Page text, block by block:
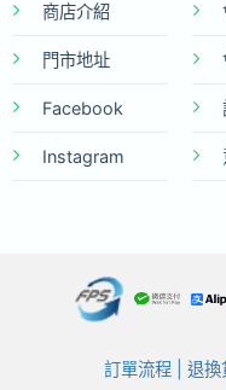
商店介紹
門市地址
Facebook
Instagram
訂單流程| 退換